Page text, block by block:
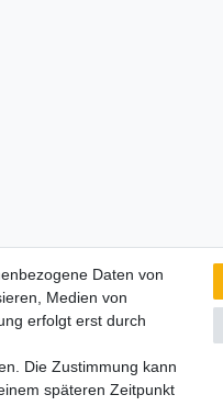
ab 99 €
Daten von
Medien von
erfolgt erst durch
Die Zustimmung kann
späteren Zeitpunkt